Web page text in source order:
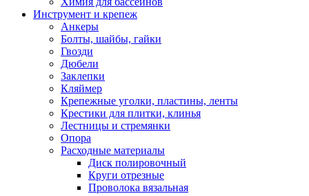
Инструмент и крепеж
Анкеры
Болты, шайбы, гайки
Гвозди
Дюбели
Заклепки
Кляймер
Крепежные уголки, пластины, ленты
Крестики для плитки, клинья
Лестницы и стремянки
Опора
Расходные материалы
Диск полировочный
Круги отрезные
Проволока вязальная